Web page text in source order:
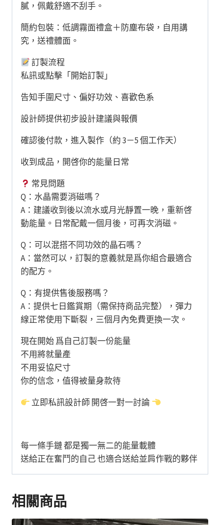
膩，佩戴舒適不刮手。
簡約包裝：低調霧面禮盒＋防塵布袋，自用講
究，送禮體面。
訂製流程
私訊或點擊「開始訂製」
告知手圍尺寸、偏好功效、喜歡色系
設計師提供初步設計建議與報價
確認後付款，進入製作（約 3－5 個工作天）
收到成品，開啓你的能量日常
常見問題
Q：水晶需要消磁嗎？
A：建議收到後以流水或月光靜置一晚，重新啓
動能量。日常配戴一個月後，可再次消磁。
Q：可以混搭不同功效的晶石嗎？
A：當然可以，訂製的意義就是爲你組合最適合
的配方。
Q：有提供售後服務嗎？
A：提供七日鑑賞期（需保持商品完整），彈力
線正常使用下斷裂，三個月內免費更換一次。
現在開始 爲自己訂製一份能量
不用將就量產
不用妥協尺寸
你的信念，值得被量身款待
立即私訊設計師 開啓一對一討論
每一條手鏈 都是獨一無二的能量載體
送給正在奮鬥的自己 也適合送給並肩作戰的夥伴
相關商品